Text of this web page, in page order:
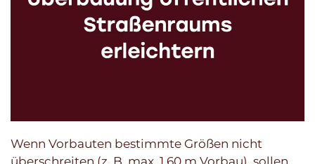
Wenn Vorbauten bestimmte Größen nicht